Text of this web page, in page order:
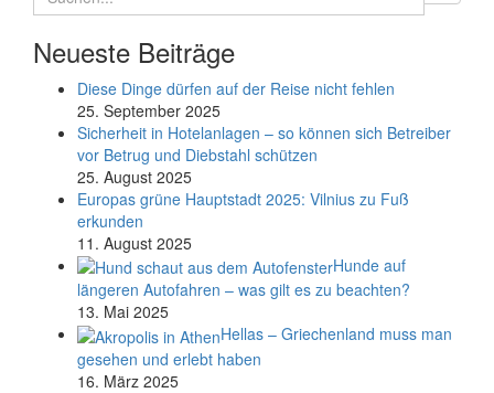
Neueste Beiträge
Diese Dinge dürfen auf der Reise nicht fehlen
25. September 2025
Sicherheit in Hotelanlagen – so können sich Betreiber
vor Betrug und Diebstahl schützen
25. August 2025
Europas grüne Hauptstadt 2025: Vilnius zu Fuß
erkunden
11. August 2025
Hunde auf
längeren Autofahren – was gilt es zu beachten?
13. Mai 2025
Hellas – Griechenland muss man
gesehen und erlebt haben
16. März 2025